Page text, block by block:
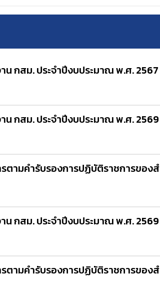
กสม. ประจำปีงบประมาณ พ.ศ. 2567
กสม. ประจำปีงบประมาณ พ.ศ. 2569
ตามคำรับรองการปฏิบัติราชการขอ
กสม. ประจำปีงบประมาณ พ.ศ. 2569
ตามคำรับรองการปฏิบัติราชการขอ